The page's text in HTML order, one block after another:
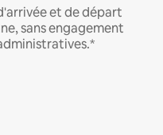
et de départ
sans engagement